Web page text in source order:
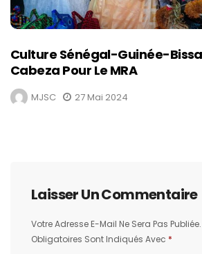
Culture Sénégal-Guinée-
Cabeza Pour Le MRA
MJSC 27 Mai 2024
Laisser Un Commentaire
Votre Adresse E-Mail Ne Sera Pas Publiée.
Obligatoires Sont Indiqués Avec *